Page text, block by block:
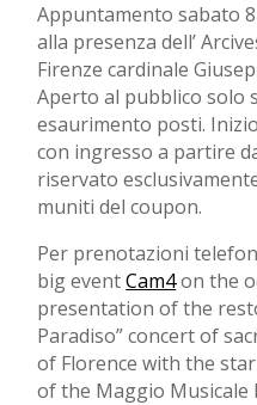
Appuntamento sabato
alla presenza dell’
Firenze cardinale
Aperto al pubblico solo
esaurimento posti.
con ingresso a partire
riservato
muniti del coupon.
Per prenotazioni
big eventCam4on the
presentation of the
Paradiso” concert of
of Florence with the
of the Maggio Musicale